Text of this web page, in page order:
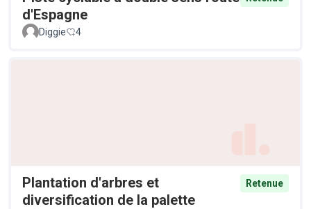
d'Espagne
Diggie 4
Plantation d'arbres et
diversification de la palette
Retenue